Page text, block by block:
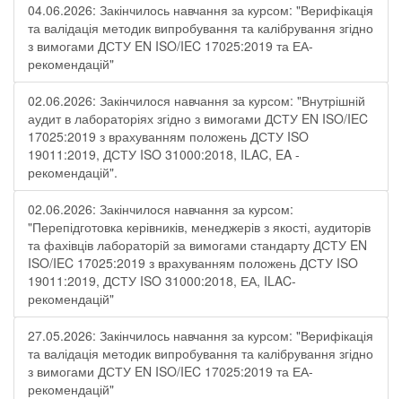
04.06.2026: Закінчилось навчання за курсом: "Верифікація
та валідація методик випробування та калібрування згідно
з вимогами ДСТУ EN ISO/IEC 17025:2019 та ЕА-
рекомендацій"
02.06.2026: Закінчилося навчання за курсом: "Внутрішній
аудит в лабораторіях згідно з вимогами ДСТУ EN ISO/IEC
17025:2019 з врахуванням положень ДСТУ ISO
19011:2019, ДСТУ ISO 31000:2018, ILAC, EA -
рекомендацій".
02.06.2026: Закінчилося навчання за курсом:
"Перепідготовка керівників, менеджерів з якості, аудиторів
та фахівців лабораторій за вимогами стандарту ДСТУ EN
ISO/IEC 17025:2019 з врахуванням положень ДСТУ ISO
19011:2019, ДСТУ ISO 31000:2018, ЕА, ILAC-
рекомендацій"
27.05.2026: Закінчилось навчання за курсом: "Верифікація
та валідація методик випробування та калібрування згідно
з вимогами ДСТУ EN ISO/IEC 17025:2019 та ЕА-
рекомендацій"